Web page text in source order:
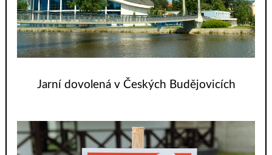
Jarní dovolená v Českých Budějovicích